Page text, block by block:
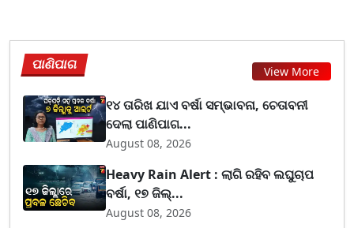
ପାଣିପାଗ View More
୧୪ ତାରିଖ ଯାଏ ବର୍ଷା ସମ୍ଭାବନା, ଚେତାବନୀ
ଦେଲା ପାଣିପାଗ...
August 08, 2026
Heavy Rain Alert : ଲାଗି ରହିବ ଲଘୁଚାପ
ବର୍ଷା, ୧୭ ଜିଲ୍...
August 08, 2026